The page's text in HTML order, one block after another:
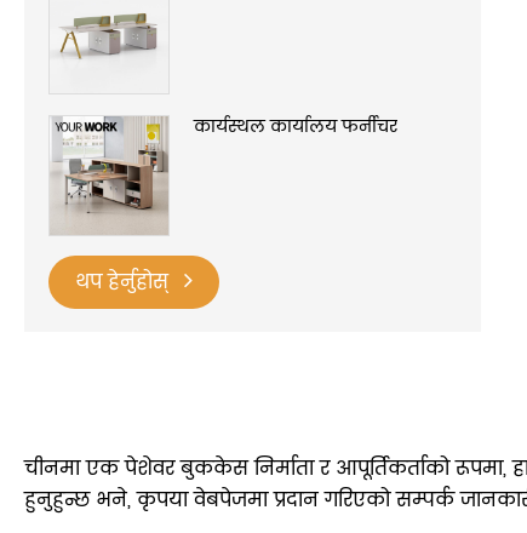
कार्यस्थल कार्यालय फर्नीचर
थप हेर्नुहोस्
चीनमा एक पेशेवर बुककेस निर्माता र आपूर्तिकर्ताको रूपमा,
हुनुहुन्छ भने, कृपया वेबपेजमा प्रदान गरिएको सम्पर्क